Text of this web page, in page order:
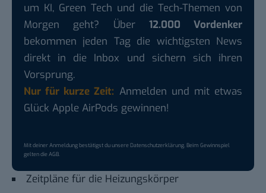
um KI, Green Tech und die Tech-Themen von
Morgen geht? Über 12.000 Vordenker
bekommen jeden Tag die wichtigsten News
direkt in die Inbox und sichern sich ihren
Vorsprung.
Nur für kurze Zeit: Anmelden und mit etwas
Glück Apple AirPods gewinnen!
Mit deiner Anmeldung bestätigst du unsereDatenschutzerklärung. Beim Gewinnspiel
gelten dieAGB.
Zeitpläne für die Heizungskörper